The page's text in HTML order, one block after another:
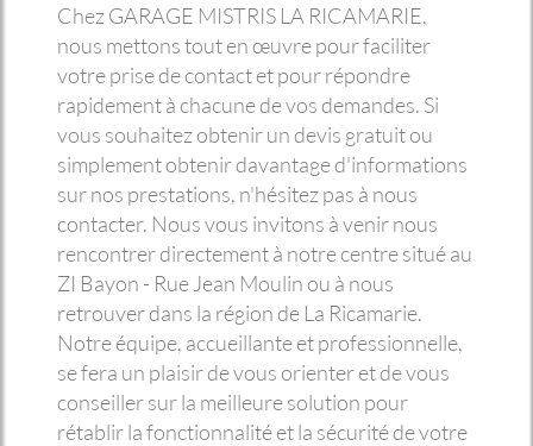
Chez GARAGE MISTRIS LA RICAMARIE,
nous mettons tout en œuvre pour faciliter
votre prise de contact et pour répondre
rapidement à chacune de vos demandes. Si
vous souhaitez obtenir un devis gratuit ou
simplement obtenir davantage d'informations
sur nos prestations, n'hésitez pas à nous
contacter. Nous vous invitons à venir nous
rencontrer directement à notre centre situé au
ZI Bayon - Rue Jean Moulin ou à nous
retrouver dans la région de La Ricamarie.
Notre équipe, accueillante et professionnelle,
se fera un plaisir de vous orienter et de vous
conseiller sur la meilleure solution pour
rétablir la fonctionnalité et la sécurité de votre